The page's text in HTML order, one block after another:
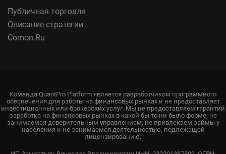
Публичная торговля
Описание стратегии
Comon.Ru
Команда QuantPro Platform является разработчиком программного
обеспечения для работы на финансовых рынках и не предоставляет
инвестиционных или брокерских услуг. Мы не предоставляем гарантий
заработка на финансовых рынках в какой бы то ни было форме, не
занимаемся доверительным управлением, не привлекаем займы у
населения и не занимаемся деятельностью, подлежащей
лицензированию.